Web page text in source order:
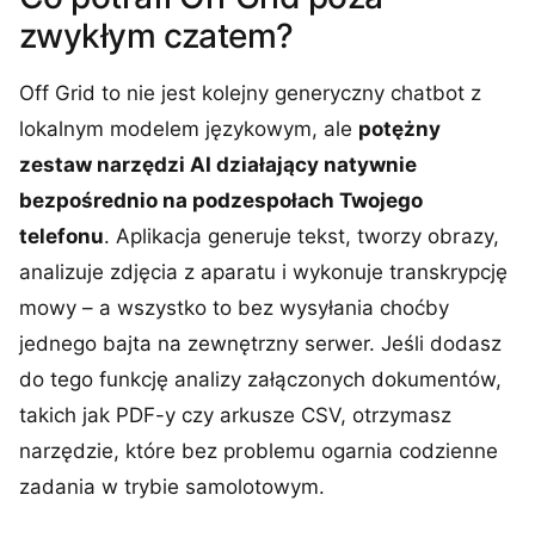
zwykłym czatem?
Off Grid to nie jest kolejny generyczny chatbot z
lokalnym modelem językowym, ale potężny
zestaw narzędzi AI działający natywnie
bezpośrednio na podzespołach Twojego
telefonu. Aplikacja generuje tekst, tworzy obrazy,
analizuje zdjęcia z aparatu i wykonuje transkrypcję
mowy – a wszystko to bez wysyłania choćby
jednego bajta na zewnętrzny serwer. Jeśli dodasz
do tego funkcję analizy załączonych dokumentów,
takich jak PDF-y czy arkusze CSV, otrzymasz
narzędzie, które bez problemu ogarnia codzienne
zadania w trybie samolotowym.